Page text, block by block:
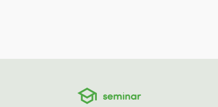
seminar